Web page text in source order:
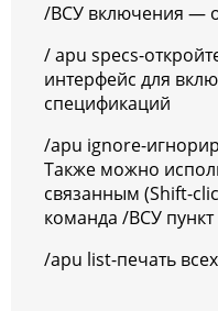
/ВСУ включения —
/ apu specs-
интерфейс для
спецификаций
/apu ignore-
Также можно
связанным (Shift-
команда /ВСУ
/apu list-печать